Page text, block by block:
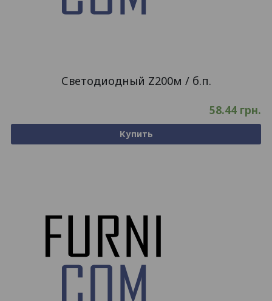
Светодиодный Z200м / б.п.
58.44 грн.
Купить